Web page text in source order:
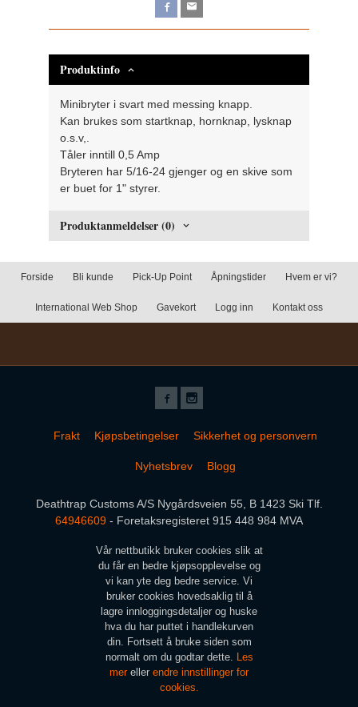
Produktinfo
Minibryter i svart med messing knapp.
Kan brukes som startknap, hornknap, lysknap
o.s.v,.
Tåler inntill 0,5 Amp
Bryteren har 5/16-24 gjenger og en skive som
er buet for 1" styrer.
Produktanmeldelser (0)
Forside Bli kunde Pick-Up Point Åpningstider Hvem er vi?
International Web Shop Gavekort Logg inn Kontakt oss
Frakt Kjøpsbetingelser Sikkerhet og personvern
Nyhetsbrev Blogg
Deathtrap Customs A/S Nygårdsveien 55, B 1423 Ski Tlf.
64946609 - Foretaksregisteret 915 448 984 MVA
Vår nettbutikk bruker cookies slik at
du får en bedre kjøpsopplevelse og
vi kan yte deg bedre service. Vi
bruker cookies hovedsaklig til å
lagre innloggingsdetaljer og huske
hva du har puttet i handlekurven
din. Fortsett å bruke siden som
normalt om du godtar dette. Les
mer eller endre innstillinger for
cookies.